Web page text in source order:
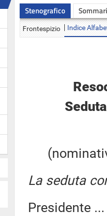
Stenografico
Frontespizio Indice
La seduta
Presidente